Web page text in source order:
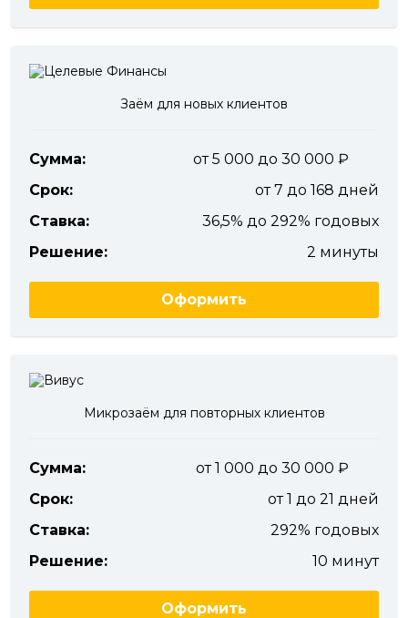
Заём для новых клиентов
Сумма:
от 5 000 до 30 000
Срок:
от 7 до 168 дней
Ставка:
36,5% до 292% годовых
Решение:
2 минуты
Оформить
Микрозаём для повторных клиентов
Сумма:
от 1 000 до 30 000
Срок:
от 1 до 21 дней
Ставка:
292% годовых
Решение:
10 минут
Оформить